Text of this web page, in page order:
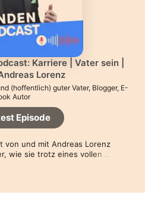
Karriere | Vater sein |
Lorenz
(hoffentlich) guter Vater, Blogger, E-
Autor
von und mit Andreas Lorenz
wie sie trotz eines vollen
Du Deine Familienzeit
www.papa-online.com.
Episode